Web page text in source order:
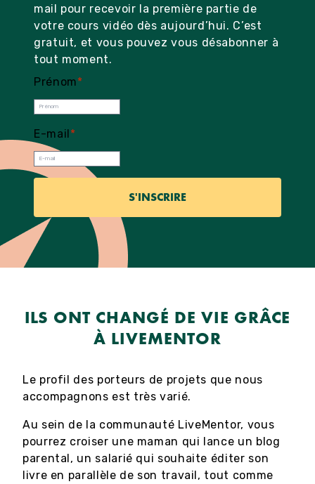
mail pour recevoir la première partie de
votre cours vidéo dès aujourd’hui. C’est
gratuit, et vous pouvez vous désabonner à
tout moment.
Prénom*
E-mail*
ILS ONT CHANGÉ DE VIE GRÂCE
À LIVEMENTOR
Le profil des porteurs de projets que nous
accompagnons est très varié.
Au sein de la communauté LiveMentor, vous
pourrez croiser une maman qui lance un blog
parental, un salarié qui souhaite éditer son
livre en parallèle de son travail, tout comme